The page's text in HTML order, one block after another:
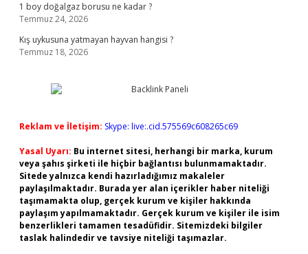
1 boy doğalgaz borusu ne kadar ?
Temmuz 24, 2026
Kış uykusuna yatmayan hayvan hangisi ?
Temmuz 18, 2026
Reklam ve İletişim: Skype: live:.cid.575569c608265c69
Yasal Uyarı: Bu internet sitesi, herhangi bir marka, kurum
veya şahıs şirketi ile hiçbir bağlantısı bulunmamaktadır.
Sitede yalnızca kendi hazırladığımız makaleler
paylaşılmaktadır. Burada yer alan içerikler haber niteliği
taşımamakta olup, gerçek kurum ve kişiler hakkında
paylaşım yapılmamaktadır. Gerçek kurum ve kişiler ile isim
benzerlikleri tamamen tesadüfidir. Sitemizdeki bilgiler
taslak halindedir ve tavsiye niteliği taşımazlar.